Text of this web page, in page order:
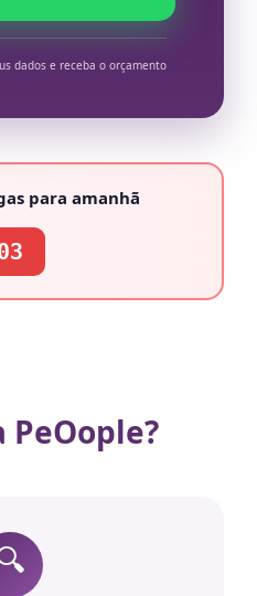
dados e receba o orçamento
para amanhã
PeOople?